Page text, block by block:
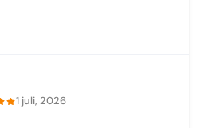
1 juli, 2026